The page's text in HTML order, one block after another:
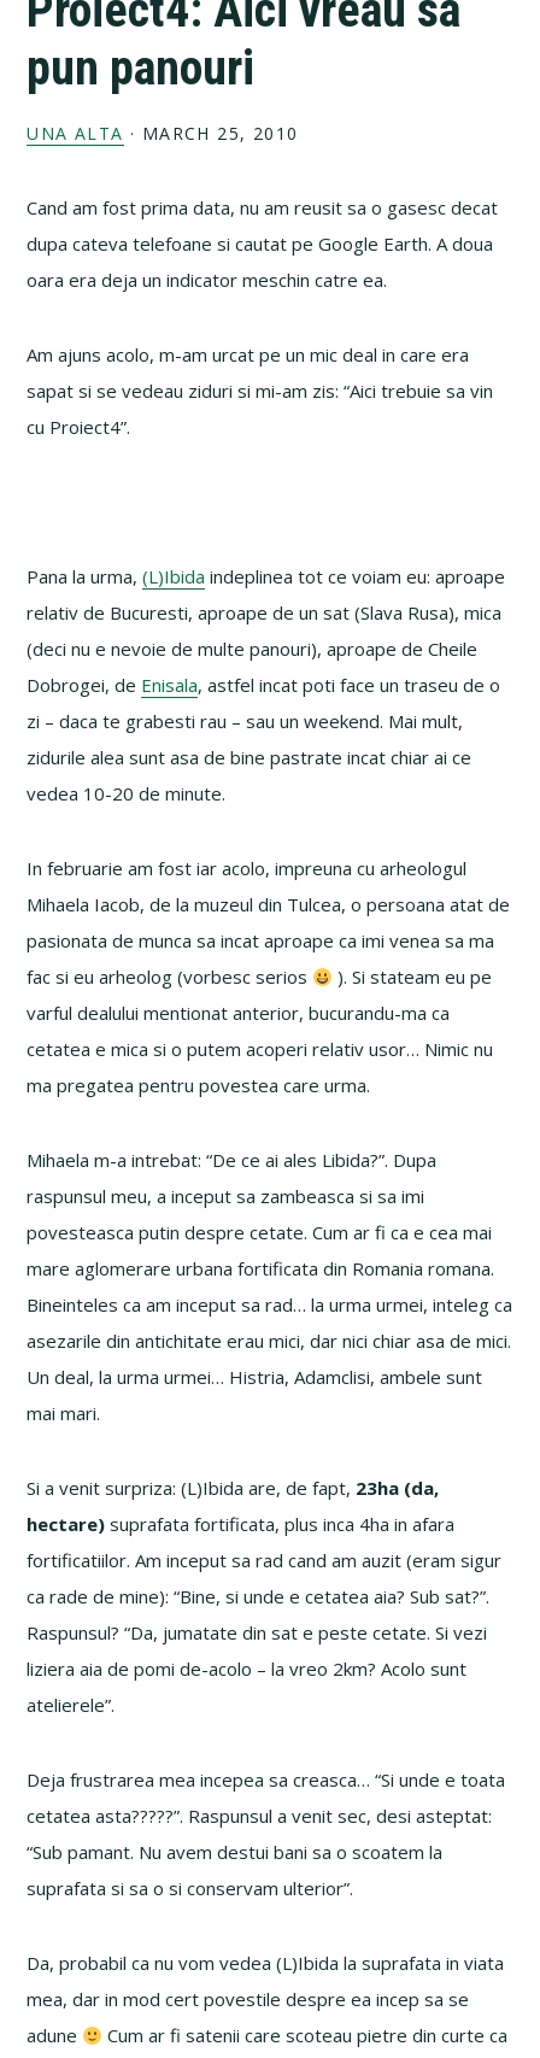
pun panouri
UNA ALTA · MARCH 25, 2010
Cand am fost prima data, nu am reusit sa o gasesc decat
dupa cateva telefoane si cautat pe Google Earth. A doua
oara era deja un indicator meschin catre ea.
Am ajuns acolo, m-am urcat pe un mic deal in care era
sapat si se vedeau ziduri si mi-am zis: “Aici trebuie sa vin
cu Proiect4”.
Pana la urma,(L)Ibida indeplinea tot ce voiam eu: aproape
relativ de Bucuresti, aproape de un sat (Slava Rusa), mica
(deci nu e nevoie de multe panouri), aproape de Cheile
Dobrogei, de Enisala, astfel incat poti face un traseu de o
zi – daca te grabesti rau – sau un weekend. Mai mult,
zidurile alea sunt asa de bine pastrate incat chiar ai ce
vedea 10-20 de minute.
In februarie am fost iar acolo, impreuna cu arheologul
Mihaela Iacob, de la muzeul din Tulcea, o persoana atat de
pasionata de munca sa incat aproape ca imi venea sa ma
fac si eu arheolog (vorbesc serios
). Si stateam eu pe
varful dealului mentionat anterior, bucurandu-ma ca
cetatea e mica si o putem acoperi relativ usor… Nimic nu
ma pregatea pentru povestea care urma.
Mihaela m-a intrebat: “De ce ai ales Libida?”. Dupa
raspunsul meu, a inceput sa zambeasca si sa imi
povesteasca putin despre cetate. Cum ar fi ca e cea mai
mare aglomerare urbana fortificata din Romania romana.
Bineinteles ca am inceput sa rad… la urma urmei, inteleg ca
asezarile din antichitate erau mici, dar nici chiar asa de mici.
Un deal, la urma urmei… Histria, Adamclisi, ambele sunt
mai mari.
Si a venit surpriza: (L)Ibida are, de fapt, 23ha (da,
hectare) suprafata fortificata, plus inca 4ha in afara
fortificatiilor. Am inceput sa rad cand am auzit (eram sigur
ca rade de mine): “Bine, si unde e cetatea aia? Sub sat?”.
Raspunsul? “Da, jumatate din sat e peste cetate. Si vezi
liziera aia de pomi de-acolo – la vreo 2km? Acolo sunt
atelierele”.
Deja frustrarea mea incepea sa creasca… “Si unde e toata
cetatea asta?????”. Raspunsul a venit sec, desi asteptat:
“Sub pamant. Nu avem destui bani sa o scoatem la
suprafata si sa o si conservam ulterior”.
Da, probabil ca nu vom vedea (L)Ibida la suprafata in viata
mea, dar in mod cert povestile despre ea incep sa se
adune
Cum ar fi satenii care scoteau pietre din curte ca